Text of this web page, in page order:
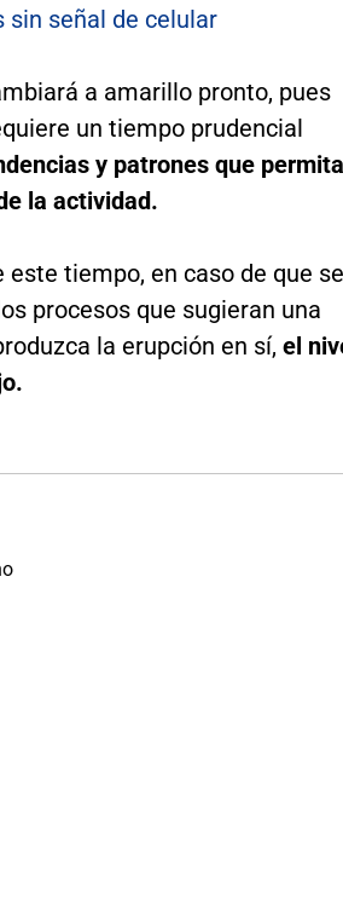
sin señal de celular
a amarillo pronto, pues
un tiempo prudencial
y patrones que
la actividad.
tiempo, en caso de que se
procesos que sugieran una
la erupción en sí, el